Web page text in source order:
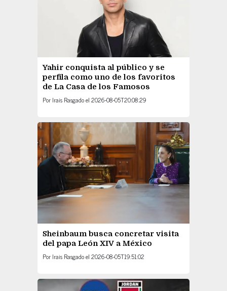
Yahir conquista al público y se
perfila como uno de los favoritos
de La Casa de los Famosos
Por Irais Rasgadoel 2026-08-05T20:08:29
Sheinbaum busca concretar visita
del papa León XIV a México
Por Irais Rasgadoel 2026-08-05T19:51:02